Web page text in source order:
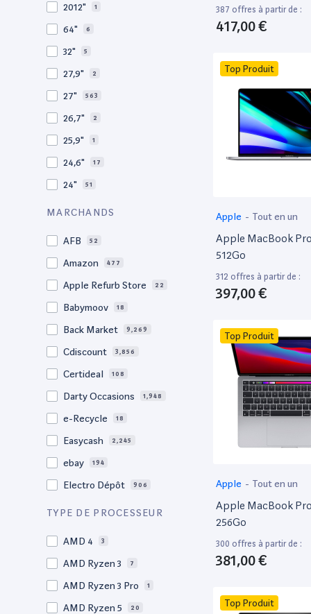
2012" 1
64" 6
32" 5
27,9" 2
27" 563
26,7" 2
25,9" 1
24,6" 17
24" 51
21,5"
15.5" 1
15,4"
15.4" 68
15.3" 2
15" 202
MARCHANDS
AFB 52
Amazon 477
Apple Refurb Store 22
Babymoov 18
Back Market 9,269
Cdiscount 3,856
Certideal 108
Darty Occasions 1,948
e-Recycle 18
Easycash 2,245
ebay 194
Electro Dépôt 906
Factorefurb
TYPE DE PROCESSEUR
AMD 4 3
AMD Ryzen 3 7
AMD Ryzen 3 Pro 1
AMD Ryzen 5 20
387 offres à partir de :
417,00 €
Top Produit
Apple - Tout en un
Apple MacBook Pro
512Go
312 offres à partir de :
397,00 €
Top Produit
Apple - Tout en un
Apple MacBook Pro
256Go
300 offres à partir de :
381,00 €
Top Produit